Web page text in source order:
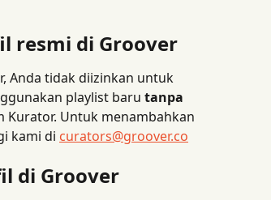
resmi di Groover
Anda tidak diizinkan untuk
playlist baru tanpa
Kurator. Untuk menambahkan
kami di curators@groover.co
di Groover